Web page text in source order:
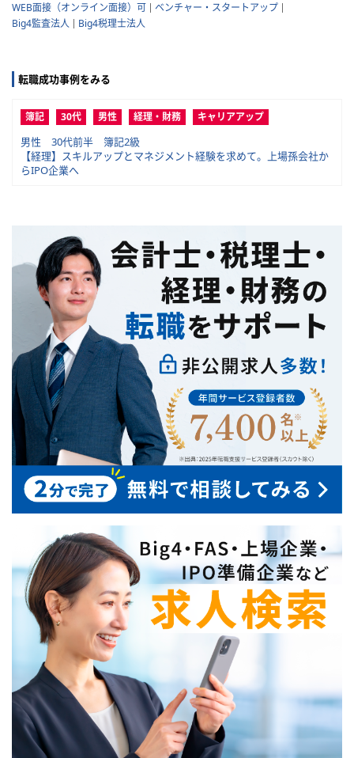
WEB面接（オンライン面接）可
ベンチャー・スタートアップ
Big4監査法人
Big4税理士法人
転職成功事例をみる
簿記 30代 男性 経理・財務 キャリアアップ
男性 30代前半 簿記2級
【経理】スキルアップとマネジメント経験を求めて。上場孫会社か
らIPO企業へ